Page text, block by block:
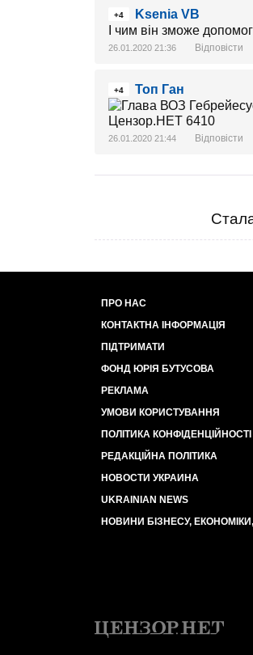
+4
Ksenia VB
І чим він зможе
26.01.2020 21:36 Відповісти
+4 Топ Ган
26.01.2020 21:44 Відповісти
ПРО НАС
КОНТАКТНА ІНФОРМАЦІЯ
ПІДТРИМАТИ
ФОНД ЮРІЯ БУТУСОВА
РЕКЛАМА
УМОВИ КОРИСТУВАННЯ
ПОЛІТИКА КОНФІДЕНЦІЙНОСТІ
РЕДАКЦІЙНА ПОЛІТИКА
НОВОСТИ УКРАИНА
UKRAINIAN NEWS
НОВИНИ БІЗНЕСУ,